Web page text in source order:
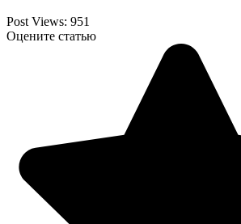
Post Views: 951
Оцените статью